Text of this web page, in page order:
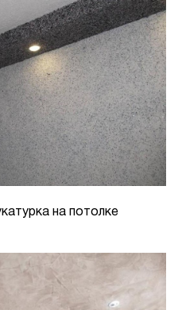
на потолке